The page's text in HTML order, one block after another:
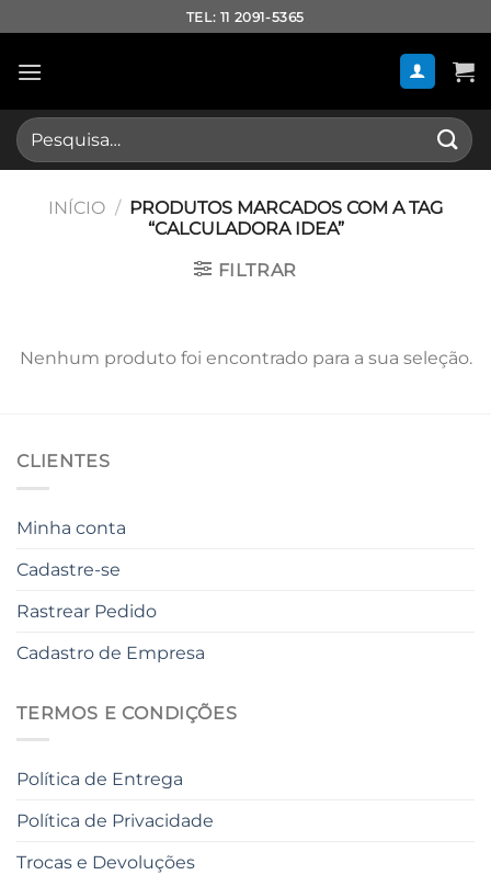
to
content
TEL: 11 2091-5365
Pesquisar
por:
INÍCIO / PRODUTOS MARCADOS COM A TAG
“CALCULADORA IDEA”
FILTRAR
Nenhum produto foi encontrado para a sua seleção.
CLIENTES
Minha conta
Cadastre-se
Rastrear Pedido
Cadastro de Empresa
TERMOS E CONDIÇÕES
Política de Entrega
Política de Privacidade
Trocas e Devoluções